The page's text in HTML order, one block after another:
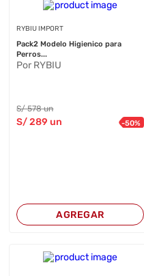
RYBIU IMPORT
Pack2 Modelo Higienico para
Perros...
Por RYBIU
S/578 un
S/289 un -50%
AGREGAR